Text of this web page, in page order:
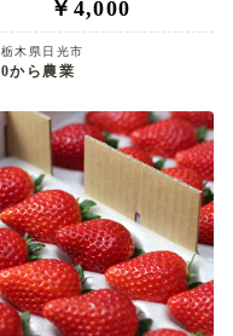
￥4,000
栃木県日光市
0から農業